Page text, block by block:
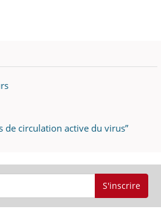
de circulation active du virus”
S'inscrire